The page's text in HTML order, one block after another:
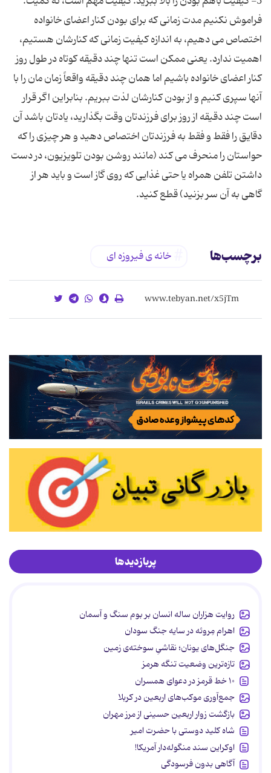
فراموش نکنیم مدت زمانی که برای بودن کنار اعضای خانواده
اختصاص می دهیم، به اندازه کیفیت زمانی که کنارشان هستیم،
اهمیت ندارد. یعنی ممکن است تنها چند دقیقه کوتاه در طول روز
کنار اعضای خانواده باشیم اما همان چند دقیقه واقعاً زمان مان را با
آنها سپری کنیم و از بودن کنارشان لذت ببریم. بنابراین اگر قرار
است چند دقیقه از روز برای فرزندتان وقت بگذارید، یادتان باشد آن
دقایق را فقط و فقط به فرزندتان اختصاص دهید و هر چیزی را که
حواستان را منحرف می کند (مانند روشن بودن تلویزیون، در دست
داشتن تلفن همراه یا حتی غذایی که روی گاز است و باید هر از
گاهی به آن سر بزنید) قطع کنید.
برچسب‌ها خانه ی فیروزه ای
پربازدیدها
روایت هزاران ساله انسان بر بوم سنگ و آسمان
اهرام مِروئه در سایه جنگ سودان
جنگل‌های یونان؛ نقاشیِ سوخته‌ی زمین
تازه‌ترین وضعیت تنگه هرمز
۱۰ خط قرمز در دعوای همسران
جمع‌آوری موکب‌های اربعین در کربلا
بازگشت زوار اربعین حسینی از مرز مهران
شاه کلید دوستی با حضرت امیر
اوکراین سند منگوله‌دار آمریکا!
آگاهی بدون فرسودگی